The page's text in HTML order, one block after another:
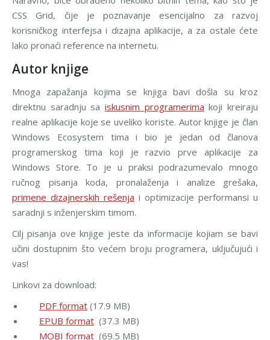
CSS Grid, čije je poznavanje esencijalno za razvoj
korisničkog interfejsa i dizajna aplikacije, a za ostale ćete
lako pronaći reference na internetu.
Autor knjige
Mnoga zapažanja kojima se knjiga bavi došla su kroz
direktnu saradnju sa iskusnim programerima koji kreiraju
realne aplikacije koje se uveliko koriste. Autor knjige je član
Windows Ecosystem tima i bio je jedan od članova
programerskog tima koji je razvio prve aplikacije za
Windows Store. To je u praksi podrazumevalo mnogo
ručnog pisanja koda, pronalaženja i analize grešaka,
primene dizajnerskih rešenja i optimizacije performansi u
saradnji s inženjerskim timom.
Cilj pisanja ove knjige jeste da informacije kojiam se bavi
učini dostupnim što većem broju programera, uključujući i
vas!
Linkovi za download:
PDF format (17.9 MB)
EPUB format (37.3 MB)
MOBI format (69.5 MB)